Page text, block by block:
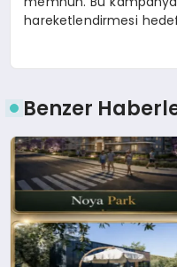
hareketlendirmesi
Benzer